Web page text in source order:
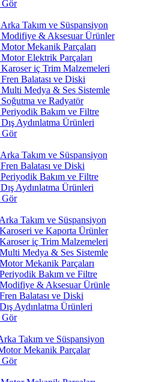
Gör
Takım ve Süspansiyon
& Aksesuar Ürünler
Mekanik Parçaları
Elektrik Parçaları
iç Trim Malzemeleri
Balatası ve Diski
Medya & Ses Sistemle
ve Radyatör
Bakım ve Filtre
Aydınlatma Ürünleri
Gör
Takım ve Süspansiyon
Balatası ve Diski
Bakım ve Filtre
Aydınlatma Ürünleri
Gör
Takım ve Süspansiyon
ve Kaporta Ürünler
iç Trim Malzemeleri
Medya & Ses Sistemle
Mekanik Parçaları
Bakım ve Filtre
& Aksesuar Ürünle
Balatası ve Diski
Aydınlatma Ürünleri
Gör
Takım ve Süspansiyon
Mekanik Parçalar
Gör